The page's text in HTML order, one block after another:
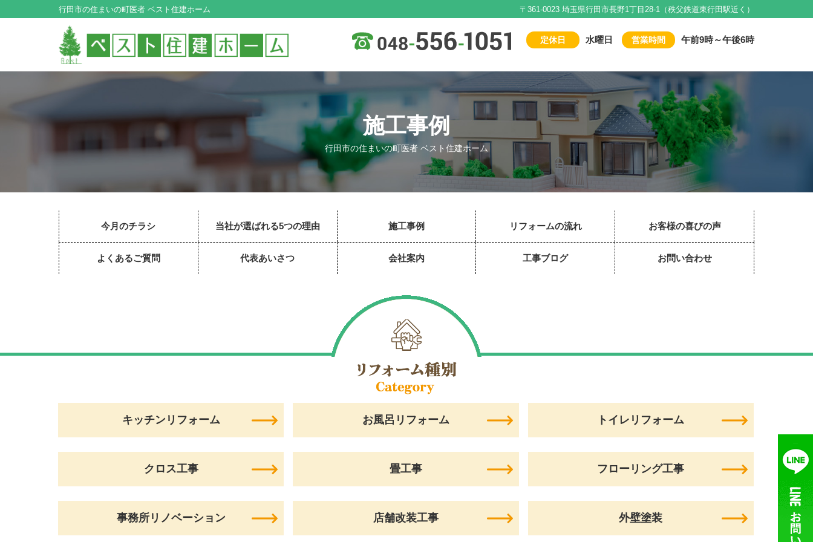
行田市の住まいの町医者 ベスト住建ホーム 〒361-0023 埼玉県行田市長野1丁目28-1（秩父鉄道東行田駅近く）
営業時間 午前9時～午後6時
定休日 水曜日
施工事例
行田市の住まいの町医者 ベスト住建ホーム
今月のチラシ 当社が選ばれる5つの理由 施工事例 リフォームの流れ お客様の喜びの声
よくあるご質問 代表あいさつ 会社案内 工事ブログ お問い合わせ
キッチンリフォーム お風呂リフォーム トイレリフォーム
クロス工事 畳工事 フローリング工事
事務所リノベーション 店舗改装工事 外壁塗装